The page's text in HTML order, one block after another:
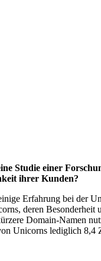
Studie einer
ihrer Kunden?
Erfahrung bei der
deren
Domain-Namen
Unicorns lediglich 8,4